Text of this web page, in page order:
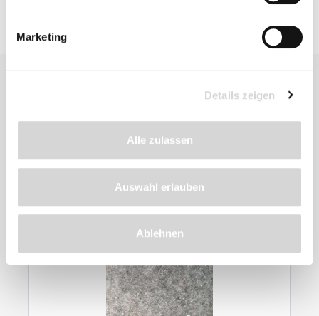
Marketing
Details zeigen
Alle zulassen
Auswahl erlauben
Ablehnen
Ähnliche